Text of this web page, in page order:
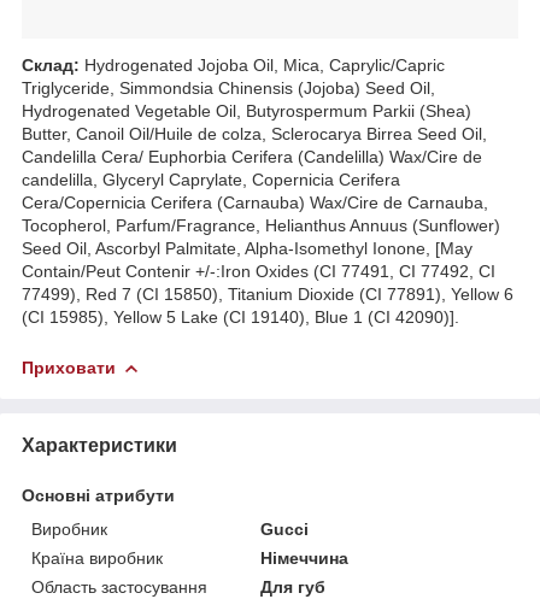
Склад: Hydrogenated Jojoba Oil, Mica, Caprylic/Capric
Triglyceride, Simmondsia Chinensis (Jojoba) Seed Oil,
Hydrogenated Vegetable Oil, Butyrospermum Parkii (Shea)
Butter, Canoil Oil/Huile de colza, Sclerocarya Birrea Seed Oil,
Candelilla Cera/ Euphorbia Cerifera (Candelilla) Wax/Cire de
candelilla, Glyceryl Caprylate, Copernicia Cerifera
Cera/Copernicia Cerifera (Carnauba) Wax/Cire de Carnauba,
Tocopherol, Parfum/Fragrance, Helianthus Annuus (Sunflower)
Seed Oil, Ascorbyl Palmitate, Alpha-Isomethyl Ionone, [May
Contain/Peut Contenir +/-:Iron Oxides (CI 77491, CI 77492, CI
77499), Red 7 (CI 15850), Titanium Dioxide (CI 77891), Yellow 6
(CI 15985), Yellow 5 Lake (CI 19140), Blue 1 (CI 42090)].
Приховати
Характеристики
Основні атрибути
Виробник
Gucci
Країна виробник
Німеччина
Область застосування
Для губ